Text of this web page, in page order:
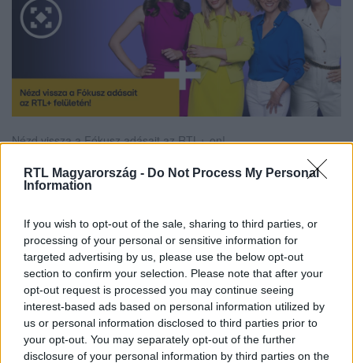
RTL Magyarország - Do Not Process My Personal
Information
If you wish to opt-out of the sale, sharing to third parties, or
processing of your personal or sensitive information for
targeted advertising by us, please use the below opt-out
section to confirm your selection. Please note that after your
opt-out request is processed you may continue seeing
interest-based ads based on personal information utilized by
us or personal information disclosed to third parties prior to
your opt-out. You may separately opt-out of the further
disclosure of your personal information by third parties on the
Nézd vissza a Fókusz adásait az RTL+-on!
legyen a Google-találatokban!